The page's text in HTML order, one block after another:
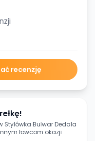
recenzję
Stylówka Bulwar Dedala
łowcom okazji